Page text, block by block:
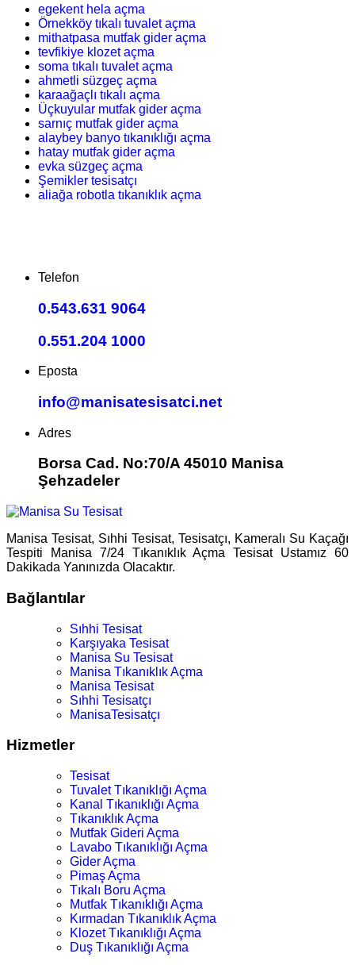
egekent hela açma
Örnekköy tıkalı tuvalet açma
mithatpasa mutfak gider açma
tevfikiye klozet açma
soma tıkalı tuvalet açma
ahmetli süzgeç açma
karaağaçlı tıkalı açma
Üçkuyular mutfak gider açma
sarnıç mutfak gider açma
alaybey banyo tıkanıklığı açma
hatay mutfak gider açma
evka süzgeç açma
Şemikler tesisatçı
aliağa robotla tıkanıklık açma
Telefon
0.543.631 9064
0.551.204 1000
Eposta
info@manisatesisatci.net
Adres
Borsa Cad. No:70/A 45010 Manisa
Şehzadeler
Manisa Tesisat, Sıhhi Tesisat, Tesisatçı, Kameralı Su Kaçağı
Tespiti Manisa 7/24 Tıkanıklık Açma Tesisat Ustamız 60
Dakikada Yanınızda Olacaktır.
Bağlantılar
Sıhhi Tesisat
Karşıyaka Tesisat
Manisa Su Tesisat
Manisa Tıkanıklık Açma
Manisa Tesisat
Sıhhi Tesisatçı
ManisaTesisatçı
Hizmetler
Tesisat
Tuvalet Tıkanıklığı Açma
Kanal Tıkanıklığı Açma
Tıkanıklık Açma
Mutfak Gideri Açma
Lavabo Tıkanıklığı Açma
Gider Açma
Pimaş Açma
Tıkalı Boru Açma
Mutfak Tıkanıklığı Açma
Kırmadan Tıkanıklık Açma
Klozet Tıkanıklığı Açma
Duş Tıkanıklığı Açma